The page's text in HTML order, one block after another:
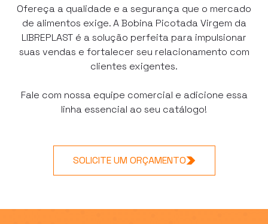
Ofereça a qualidade e a segurança que o mercado
de alimentos exige. A Bobina Picotada Virgem da
LIBREPLAST é a solução perfeita para impulsionar
suas vendas e fortalecer seu relacionamento com
clientes exigentes.
Fale com nossa equipe comercial e adicione essa
linha essencial ao seu catálogo!
SOLICITE UM ORÇAMENTO